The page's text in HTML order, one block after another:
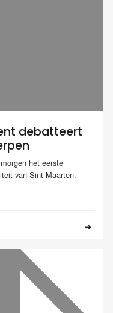
debatteert
het eerste
van Sint Maarten.